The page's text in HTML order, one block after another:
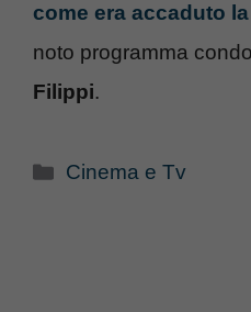
come era accaduto
noto programma
Filippi.
Categorie
Cinema e Tv